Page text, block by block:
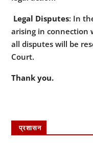
Legal Disputes: In
arising in connection
all disputes will be
Court.
Thank you.
प्रशासन